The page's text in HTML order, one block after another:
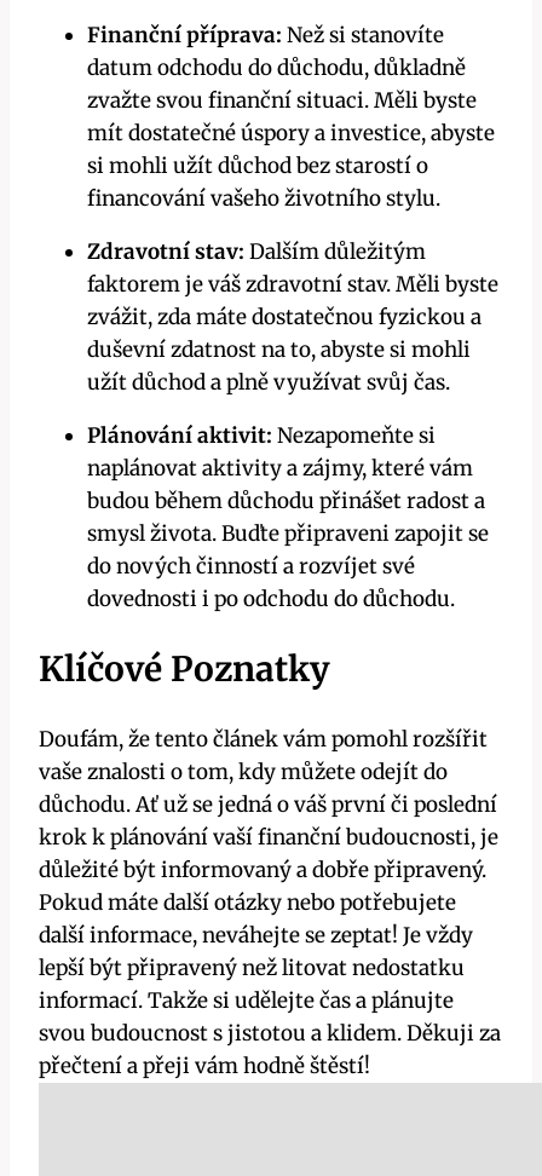
Finanční příprava: Než si stanovíte
datum odchodu do důchodu, důkladně
zvažte svou finanční situaci. Měli byste
mít dostatečné úspory a investice, abyste
si mohli užít důchod bez starostí o
financování vašeho životního stylu.
Zdravotní stav: Dalším důležitým
faktorem je váš zdravotní stav. Měli byste
zvážit, zda máte dostatečnou fyzickou a
duševní zdatnost na to, abyste si mohli
užít důchod a plně využívat svůj čas.
Plánování aktivit: Nezapomeňte si
naplánovat aktivity a zájmy, které vám
budou během důchodu přinášet radost a
smysl života. Buďte připraveni zapojit se
do nových činností a rozvíjet své
dovednosti i po odchodu do důchodu.
Klíčové Poznatky
Doufám, že tento článek vám pomohl rozšířit
vaše znalosti o tom, kdy můžete odejít do
důchodu. Ať už se jedná o váš první či poslední
krok k plánování vaší finanční budoucnosti, je
důležité být informovaný a dobře připravený.
Pokud máte další otázky nebo potřebujete
další informace, neváhejte se zeptat! Je vždy
lepší být připravený než litovat nedostatku
informací. Takže si udělejte čas a plánujte
svou budoucnost s jistotou a klidem. Děkuji za
přečtení a přeji vám hodně štěstí!